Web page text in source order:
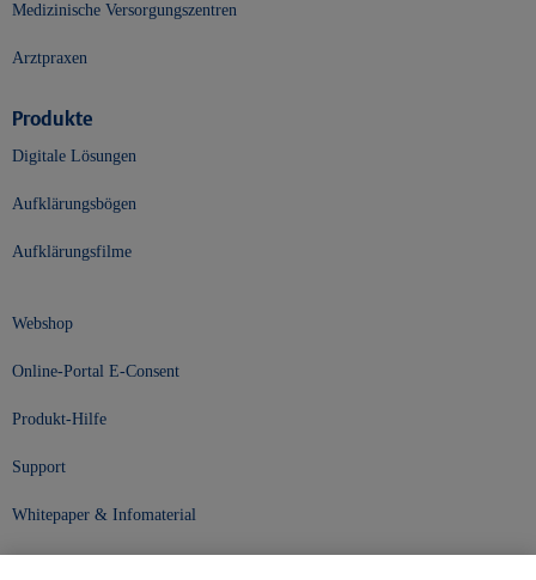
Medizinische Versorgungszentren
Arztpraxen
Produkte
Digitale Lösungen
Aufklärungsbögen
Aufklärungsfilme
Webshop
Online-Portal E-Consent
Produkt-Hilfe
Support
Whitepaper & Infomaterial